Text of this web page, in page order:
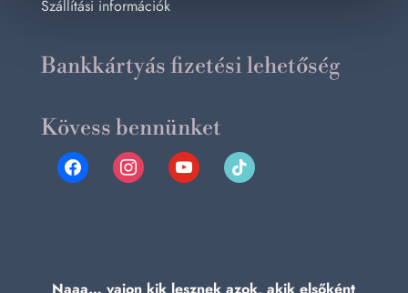
Szállítási információk
Bankkártyás fizetési lehetőség
Kövess bennünket
facebookinstagramyoutube tiktok